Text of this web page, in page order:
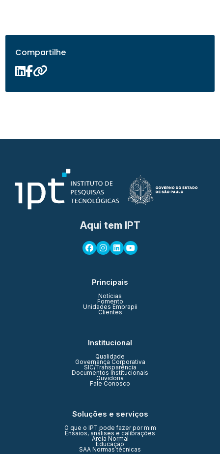
Compartilhe
Aqui tem IPT
Principais
Notícias
Fomento
Unidades Embrapii
Clientes
Institucional
Qualidade
Governança Corporativa
SIC/Transparência
Documentos Institucionais
Ouvidoria
Fale Conosco
Soluções e serviços
O que o IPT pode fazer por mim
Ensaios, análises e calibrações
Areia Normal
Educação
SAA Normas técnicas